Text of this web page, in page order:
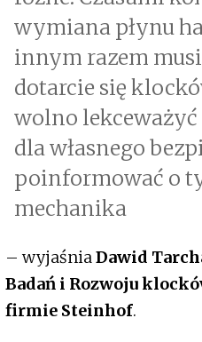
wymiana płynu
innym razem
dotarcie się
wolno
dla własnego
poinformować o
mechanika
– wyjaśniaDawid
Badań i Rozwoju
firmie Steinhof.